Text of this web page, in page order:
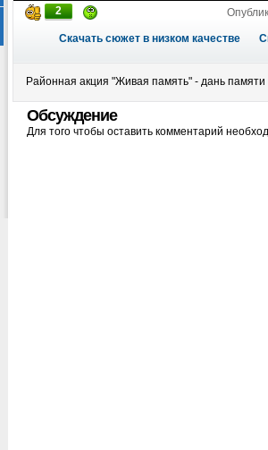
2
Скачать сюжет в низком качестве
Районная акция "Живая память" - дань
Обсуждение
Для того чтобы оставить комментарий